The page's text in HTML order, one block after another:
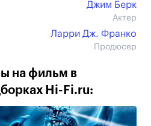
Джим Берк
Актер
Ларри Дж. Франко
Продюсер
на фильм в
Hi-Fi.ru: